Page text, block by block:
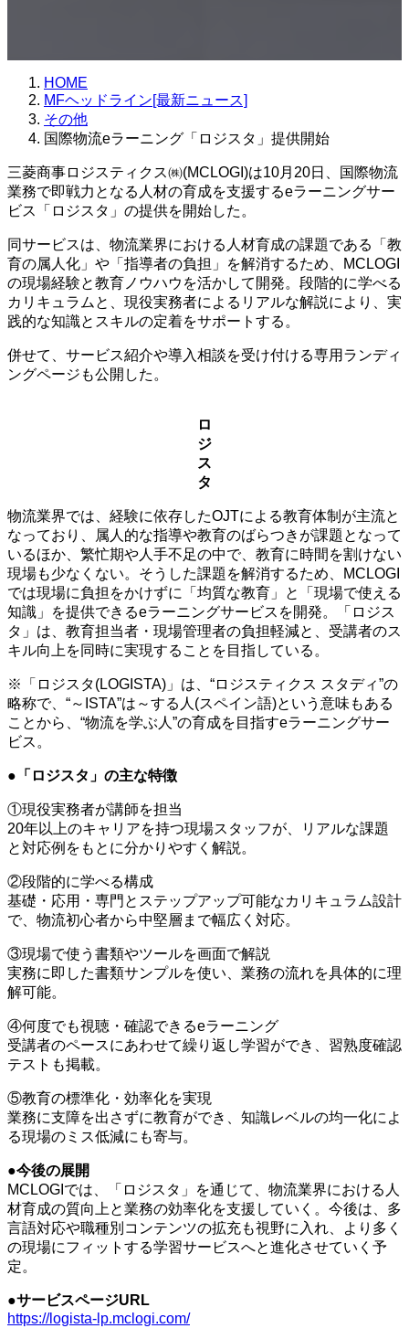
HOME
MFヘッドライン[最新ニュース]
その他
国際物流eラーニング「ロジスタ」提供開始
三菱商事ロジスティクス㈱(MCLOGI)は10月20日、国際物流
業務で即戦力となる人材の育成を支援するeラーニングサー
ビス「ロジスタ」の提供を開始した。
同サービスは、物流業界における人材育成の課題である「教
育の属人化」や「指導者の負担」を解消するため、MCLOGI
の現場経験と教育ノウハウを活かして開発。段階的に学べる
カリキュラムと、現役実務者によるリアルな解説により、実
践的な知識とスキルの定着をサポートする。
併せて、サービス紹介や導入相談を受け付ける専用ランディ
ングページも公開した。
ロ
ジ
ス
タ
物流業界では、経験に依存したOJTによる教育体制が主流と
なっており、属人的な指導や教育のばらつきが課題となって
いるほか、繁忙期や人手不足の中で、教育に時間を割けない
現場も少なくない。そうした課題を解消するため、MCLOGI
では現場に負担をかけずに「均質な教育」と「現場で使える
知識」を提供できるeラーニングサービスを開発。「ロジス
タ」は、教育担当者・現場管理者の負担軽減と、受講者のス
キル向上を同時に実現することを目指している。
※「ロジスタ(LOGISTA)」は、“ロジスティクス スタディ”の
略称で、“～ISTA”は～する人(スペイン語)という意味もある
ことから、“物流を学ぶ人”の育成を目指すeラーニングサー
ビス。
●「ロジスタ」の主な特徴
①現役実務者が講師を担当
20年以上のキャリアを持つ現場スタッフが、リアルな課題
と対応例をもとに分かりやすく解説。
②段階的に学べる構成
基礎・応用・専門とステップアップ可能なカリキュラム設計
で、物流初心者から中堅層まで幅広く対応。
③現場で使う書類やツールを画面で解説
実務に即した書類サンプルを使い、業務の流れを具体的に理
解可能。
④何度でも視聴・確認できるeラーニング
受講者のペースにあわせて繰り返し学習ができ、習熟度確認
テストも掲載。
⑤教育の標準化・効率化を実現
業務に支障を出さずに教育ができ、知識レベルの均一化によ
る現場のミス低減にも寄与。
●今後の展開
MCLOGIでは、「ロジスタ」を通じて、物流業界における人
材育成の質向上と業務の効率化を支援していく。今後は、多
言語対応や職種別コンテンツの拡充も視野に入れ、より多く
の現場にフィットする学習サービスへと進化させていく予
定。
●サービスページURL
https://logista-lp.mclogi.com/